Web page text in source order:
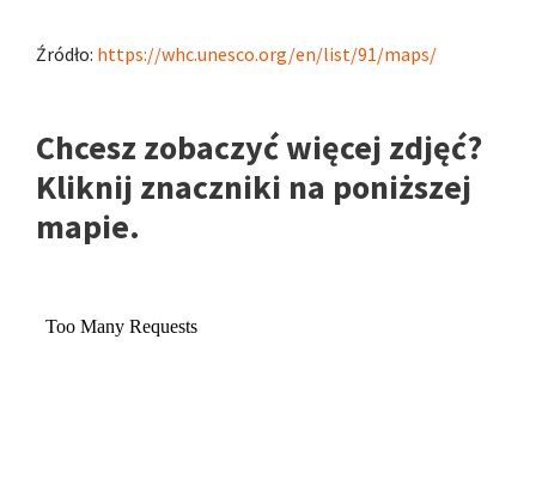
Źródło: https://whc.unesco.org/en/list/91/maps/
Chcesz zobaczyć więcej zdjęć?
Kliknij znaczniki na poniższej
mapie.